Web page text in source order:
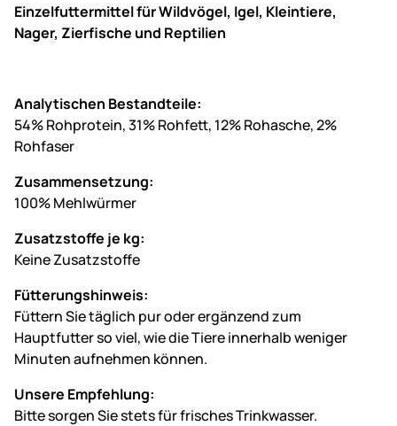
Einzelfuttermittel für Wildvögel, Igel, Kleintiere,
Nager, Zierfische und Reptilien
Analytischen Bestandteile:
54% Rohprotein, 31% Rohfett, 12% Rohasche, 2%
Rohfaser
Zusammensetzung:
100% Mehlwürmer
Zusatzstoffe je kg:
Keine Zusatzstoffe
Fütterungshinweis:
Füttern Sie täglich pur oder ergänzend zum
Hauptfutter so viel, wie die Tiere innerhalb weniger
Minuten aufnehmen können.
Unsere Empfehlung:
Bitte sorgen Sie stets für frisches Trinkwasser.